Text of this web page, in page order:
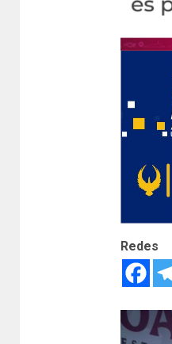
Redes